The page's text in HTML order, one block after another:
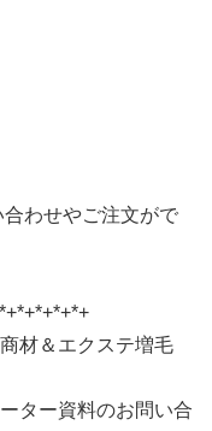
わせやご注文がで
材＆エクステ増毛
ター資料のお問い合